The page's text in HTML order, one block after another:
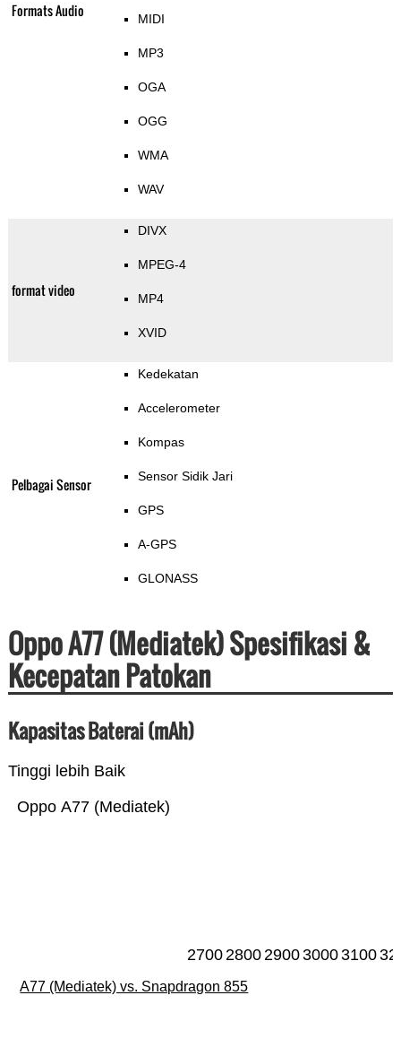
Formats Audio MIDI
MP3
OGA
OGG
WMA
WAV
format video
DIVX
MPEG-4
MP4
XVID
Pelbagai Sensor
Kedekatan
Accelerometer
Kompas
Sensor Sidik Jari
GPS
A-GPS
GLONASS
Oppo A77 (Mediatek) Spesifikasi &
Kecepatan Patokan
Kapasitas Baterai (mAh)
Tinggi lebih Baik
Oppo A77 (Mediatek)
27002800290030003100
A77 (Mediatek) vs. Snapdragon 855